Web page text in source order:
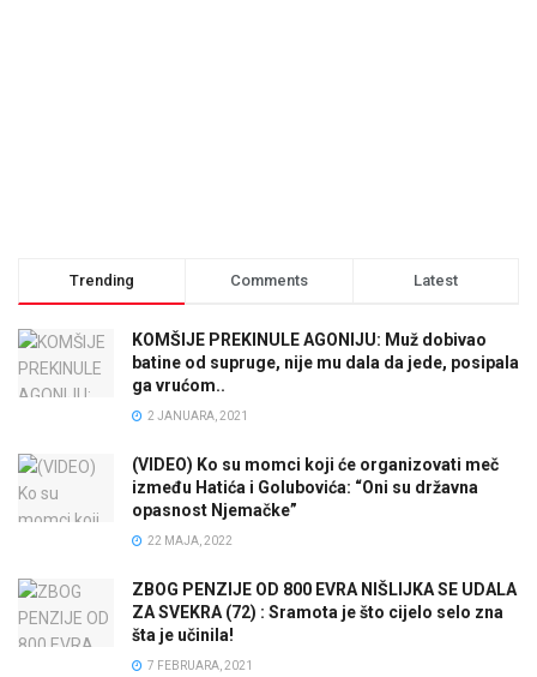
Trending Comments Latest
KOMŠIJE PREKINULE AGONIJU: Muž dobivao
batine od supruge, nije mu dala da jede, posipala
ga vrućom..
2 JANUARA, 2021
(VIDEO) Ko su momci koji će organizovati meč
između Hatića i Golubovića: “Oni su državna
opasnost Njemačke”
22 MAJA, 2022
ZBOG PENZIJE OD 800 EVRA NIŠLIJKA SE UDALA
ZA SVEKRA (72) : Sramota je što cijelo selo zna
šta je učinila!
7 FEBRUARA, 2021